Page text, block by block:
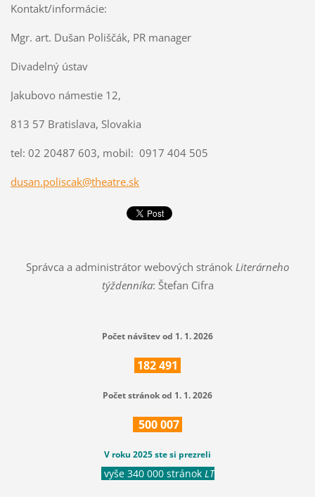
Kontakt/informácie:
Mgr. art. Dušan Poliščák, PR manager
Divadelný ústav
Jakubovo námestie 12,
813 57 Bratislava, Slovakia
tel: 02 20487 603, mobil: 0917 404 505
dusan.poliscak@theatre.sk
Správca a administrátor webových stránok Literárneho
týždenníka: Štefan Cifra
Počet návštev od 1. 1. 2026
182491
Počet stránok od 1. 1. 2026
500007
V roku 2025 ste si prezreli
vyše 340 000 stránok LT